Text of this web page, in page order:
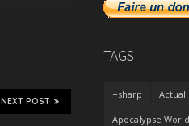
decrease
volume.
NEXT POST
TAGS
+sharp Actual
Apocalypse World